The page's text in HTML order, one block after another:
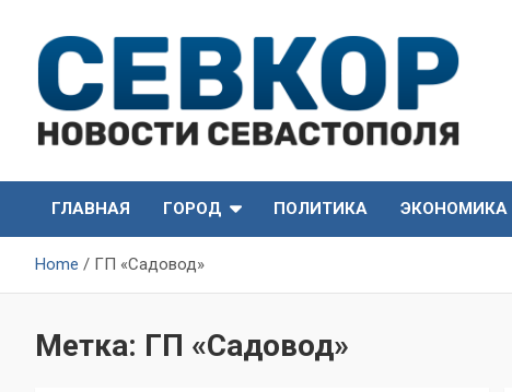
content
СевКор — Новости
Севастополя
Севастополя
ГЛАВНАЯ
ГОРОД ПОЛИТИКА ЭКОНОМИКА
Home ГП «Садовод»
Метка: ГП «Садовод»